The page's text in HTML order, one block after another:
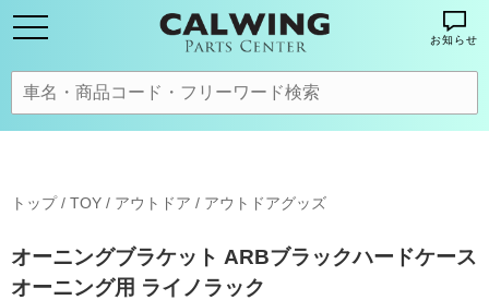
お知らせ
トップ/ TOY / アウトドア / アウトドアグッズ
オーニングブラケット ARBブラックハードケース
オーニング用 ライノラック